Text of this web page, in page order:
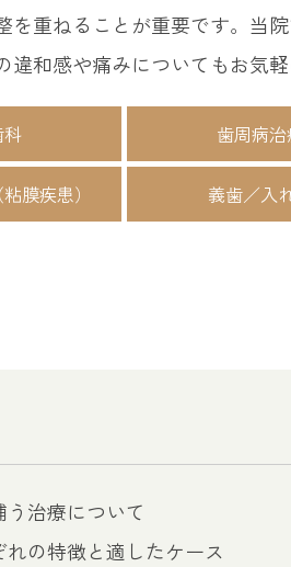
重ねることが重要です。
和感や痛みについてもお気軽
科 歯周病
膜疾患） 義歯／入
治療について
の特徴と適したケース